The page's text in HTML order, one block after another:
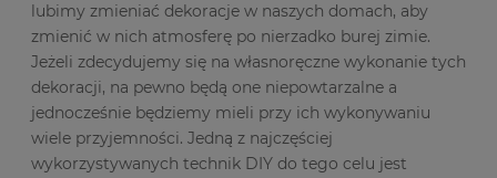
lubimy zmieniać dekoracje w naszych domach, aby
zmienić w nich atmosferę po nierzadko burej zimie.
Jeżeli zdecydujemy się na własnoręczne wykonanie tych
dekoracji, na pewno będą one niepowtarzalne a
jednocześnie będziemy mieli przy ich wykonywaniu
wiele przyjemności. Jedną z najczęściej
wykorzystywanych technik DIY do tego celu jest